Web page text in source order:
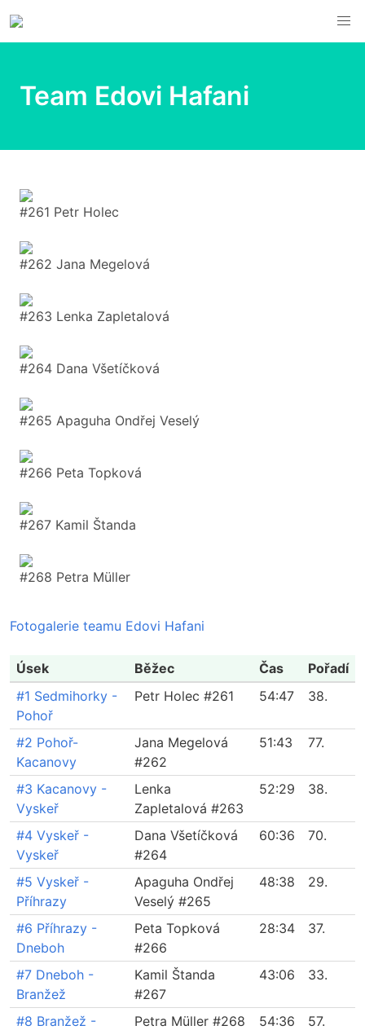
Team Edovi Hafani
#261 Petr Holec
#262 Jana Megelová
#263 Lenka Zapletalová
#264 Dana Všetíčková
#265 Apaguha Ondřej Veselý
#266 Peta Topková
#267 Kamil Štanda
#268 Petra Müller
Fotogalerie teamu Edovi Hafani
Úsek Běžec Čas
Pořadí
#1 Sedmihorky -
Pohoř
Petr Holec #261 54:47 38.
#2 Pohoř-
Kacanovy
Jana Megelová
#262
51:43 77.
#3 Kacanovy -
Vyskeř
Lenka
Zapletalová #263
52:29 38.
#4 Vyskeř -
Vyskeř
Dana Všetíčková
#264
60:36 70.
#5 Vyskeř -
Příhrazy
Apaguha Ondřej
Veselý #265
48:38 29.
#6 Příhrazy -
Dneboh
Peta Topková
#266
28:34 37.
#7 Dneboh -
Branžež
Kamil Štanda
#267
43:06 33.
#8 Branžež -
Petra Müller #268 54:36 57.